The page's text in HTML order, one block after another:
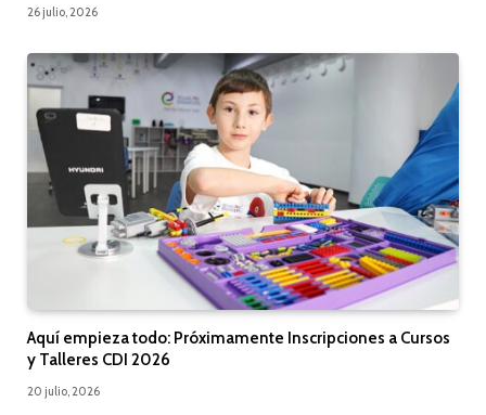
26 julio, 2026
Aquí empieza todo: Próximamente Inscripciones a Cursos
y Talleres CDI 2026
20 julio, 2026